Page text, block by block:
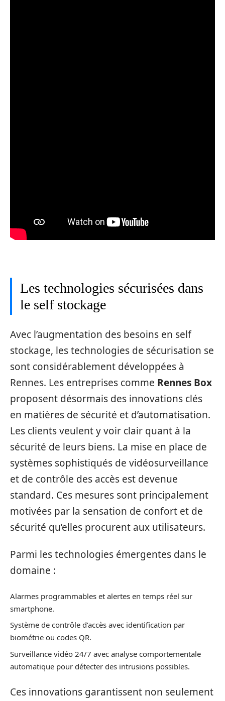
Les technologies sécurisées dans
le self stockage
Avec l’augmentation des besoins en self
stockage, les technologies de sécurisation se
sont considérablement développées à
Rennes. Les entreprises comme Rennes Box
proposent désormais des innovations clés
en matières de sécurité et d’automatisation.
Les clients veulent y voir clair quant à la
sécurité de leurs biens. La mise en place de
systèmes sophistiqués de vidéosurveillance
et de contrôle des accès est devenue
standard. Ces mesures sont principalement
motivées par la sensation de confort et de
sécurité qu’elles procurent aux utilisateurs.
Parmi les technologies émergentes dans le
domaine :
Alarmes programmables et alertes en temps réel sur
smartphone.
Système de contrôle d’accès avec identification par
biométrie ou codes QR.
Surveillance vidéo 24/7 avec analyse comportementale
automatique pour détecter des intrusions possibles.
Ces innovations garantissent non seulement